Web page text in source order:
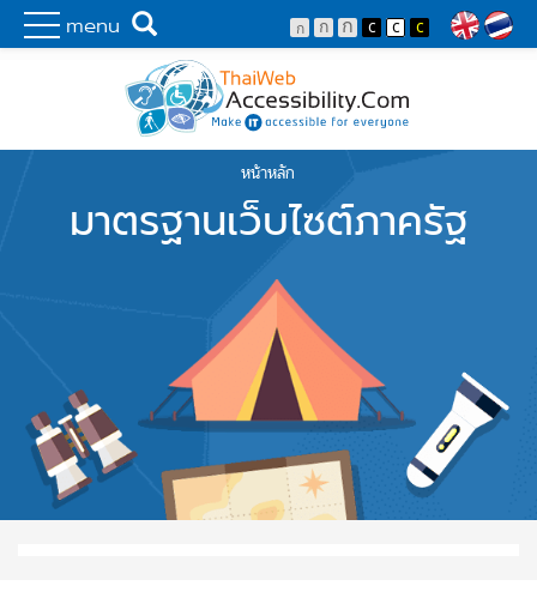
menu
Skip to main content
พัฒนาเว็บไซต์ที่ทุกคนเข้าถึงได้ที่แรก
Search
หน้าหลัก
มาตรฐานเว็บไซต์ภาครัฐ